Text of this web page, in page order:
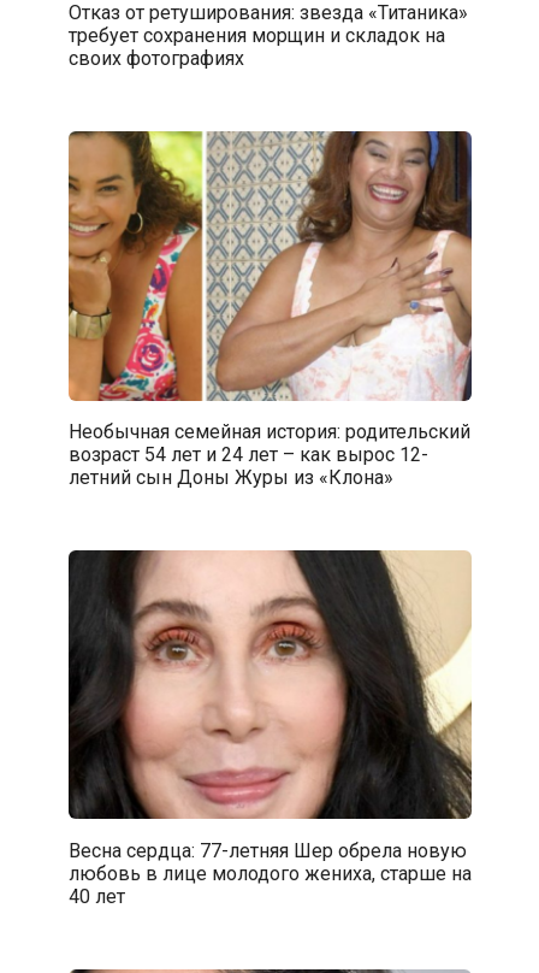
Отказ от ретуширования: звезда «Титаника»
требует сохранения морщин и складок на
своих фотографиях
Необычная семейная история: родительский
возраст 54 лет и 24 лет – как вырос 12-
летний сын Доны Журы из «Клона»
Весна сердца: 77-летняя Шер обрела новую
любовь в лице молодого жениха, старше на
40 лет